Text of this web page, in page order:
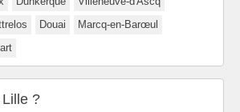
Douai
Marcq-en-Barœul
?